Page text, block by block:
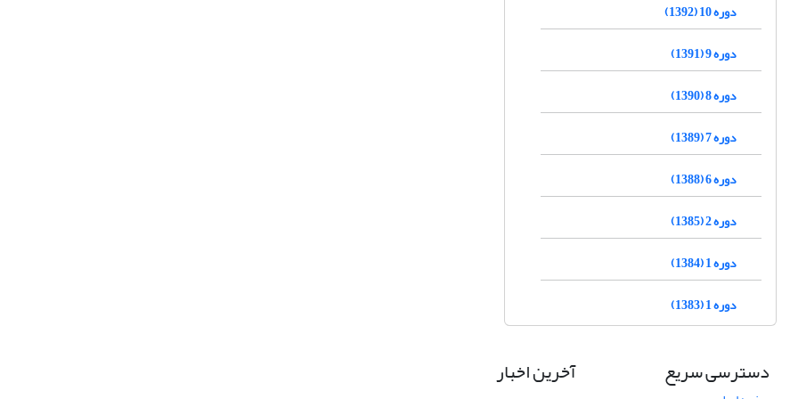
دوره 10 (1392)
دوره 9 (1391)
دوره 8 (1390)
دوره 7 (1389)
دوره 6 (1388)
دوره 2 (1385)
دوره 1 (1384)
دوره 1 (1383)
دسترسی سریع آخرین اخبار